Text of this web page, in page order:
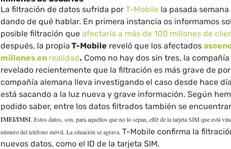
La filtración de datos sufrida porT-Mobile la pasada
dando de qué hablar. En primera instancia os informamos
posible filtración queafectaría a más de 100 millones de
después, la propia T-Mobile reveló que los afectados
millones en realidad. Como no hay dos sin tres, la compañía
revelado recientemente que la filtración es más grave de por
compañía alemana lleva investigando el caso desde hace
está sacando a la luz nueva y grave información. Según
podido saber, entre los datos filtrados también se
IMEI/IMSI. Estos datos, son, para aquellos que no lo sepan, eID de la tarjeta SIM que está
número del teléfono móvil. La situación se agrava.T-Mobile confirma la
nuevos datos, como el ID de la tarjeta SIM.